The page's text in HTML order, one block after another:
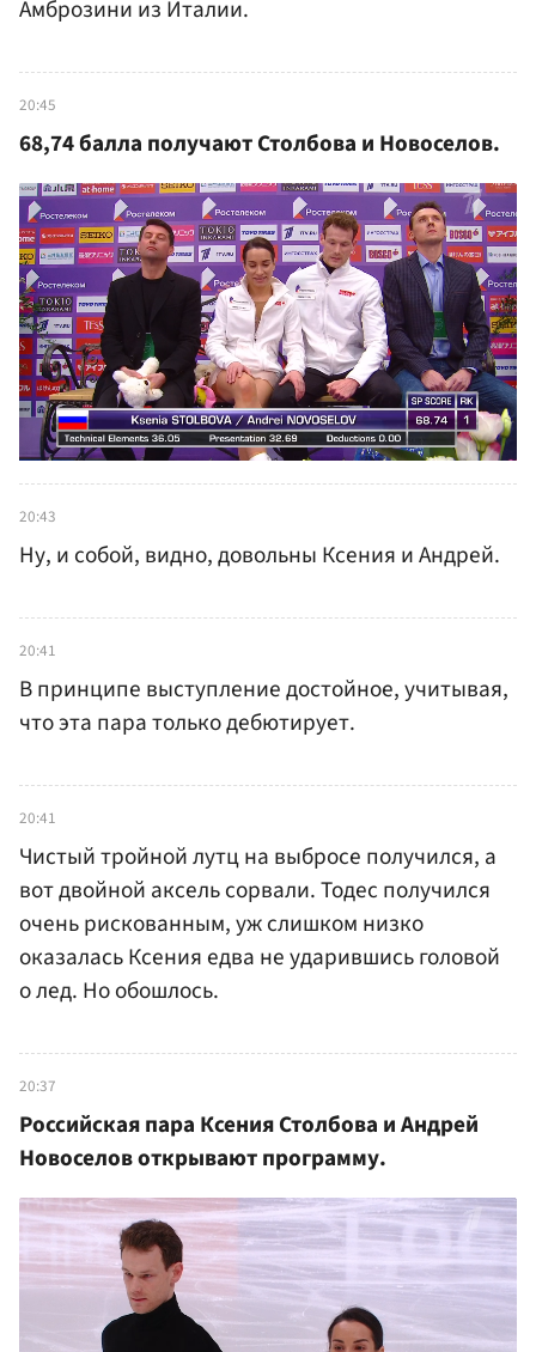
Амброзини из Италии.
20:45
68,74 балла получают Столбова и Новоселов.
20:43
Ну, и собой, видно, довольны Ксения и Андрей.
20:41
В принципе выступление достойное, учитывая,
что эта пара только дебютирует.
20:41
Чистый тройной лутц на выбросе получился, а
вот двойной аксель сорвали. Тодес получился
очень рискованным, уж слишком низко
оказалась Ксения едва не ударившись головой
о лед. Но обошлось.
20:37
Российская пара Ксения Столбова и Андрей
Новоселов открывают программу.